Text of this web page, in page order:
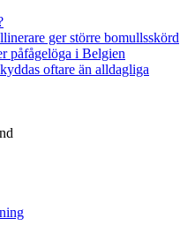
ger större bomullsskörd
påfågelöga i Belgien
oftare än alldagliga